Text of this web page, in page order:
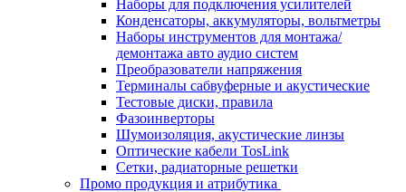
Наборы для подключения усилителей
Конденсаторы, аккумуляторы, вольтметры
Наборы инструментов для монтажа/
демонтажа авто аудио систем
Преобразователи напряжения
Терминалы сабвуферные и акустические
Тестовые диски, правила
Фазоинверторы
Шумоизоляция, акустические линзы
Оптические кабели TosLink
Сетки, радиаторные решетки
Промо продукция и атрибутика